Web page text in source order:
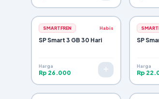
SMARTFREN Habis
SP Smart 3 GB 30 Hari
Harga
Rp 26.000
SP
Harga
Rp